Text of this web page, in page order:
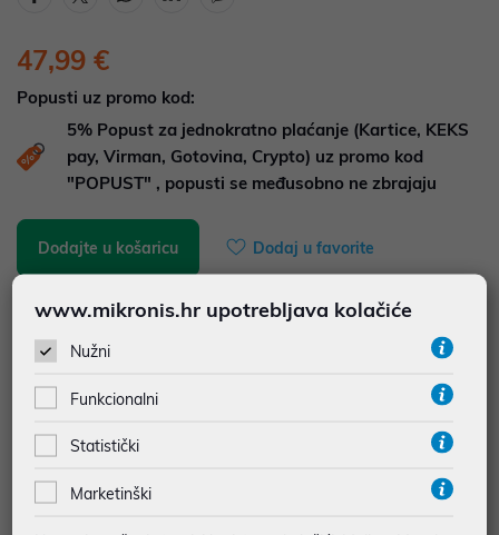
47,99 €
Popusti uz promo kod:
5% Popust za jednokratno plaćanje (Kartice, KEKS
pay, Virman, Gotovina, Crypto) uz promo kod
"POPUST" , popusti se međusobno ne zbrajaju
Dodajte u košaricu Dodaj u favorite
najam za pravne osobe od 12 do 36 mj. već od
JAMSTVO 24 MJ.
SIGURNA KUPOVINA
www.mikronis.hr upotrebljava kolačiće
Nužni
Funkcionalni
Statistički
Marketinški